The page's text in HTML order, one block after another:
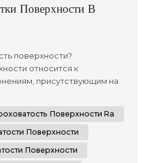
Поверхности В
Руководство
поверхности?
относится к
присутствующим на
шероховатость
напрямую влияет на
шероховатости
Поверхности Ra
Поверхности
Поверхности